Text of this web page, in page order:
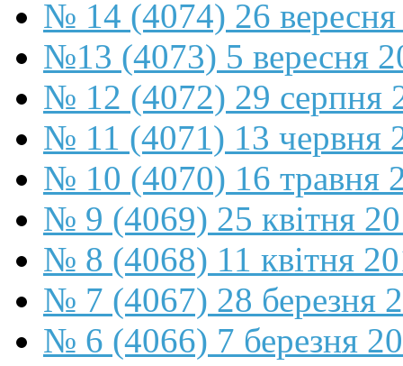
№ 14 (4074) 26
№13 (4073) 5 вересня
№ 12 (4072) 29 серпня
№ 11 (4071) 13 червня
№ 10 (4070) 16 травня
№ 9 (4069) 25 квітня
№ 8 (4068) 11 квітня
№ 7 (4067) 28 березня
№ 6 (4066) 7 березня